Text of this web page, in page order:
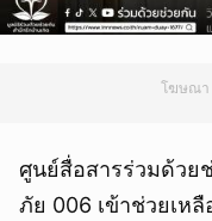
โฆษณา
ศูนย์สื่อสารร่วมด้วย
ภัย 006 เข้าช่วยเห